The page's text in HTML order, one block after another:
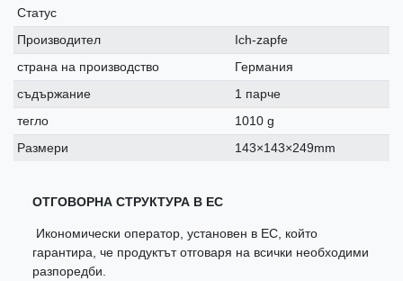
Статус
Производител
Ich-zapfe
страна на производство
Германия
съдържание
1 парче
тегло
1010 g
Размери
143×143×249mm
ОТГОВОРНА СТРУКТУРА В ЕС
Икономически оператор, установен в ЕС, който
гарантира, че продуктът отговаря на всички необходими
разпоредби.